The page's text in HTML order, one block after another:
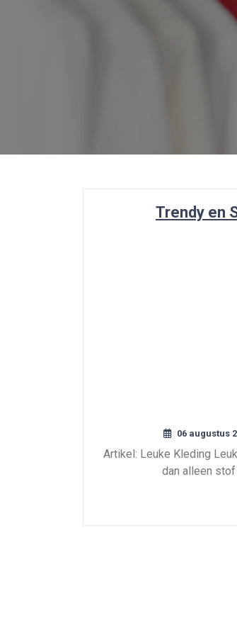
Trendy en
06 augustus
Artikel: Leuke Kleding
dan alleen